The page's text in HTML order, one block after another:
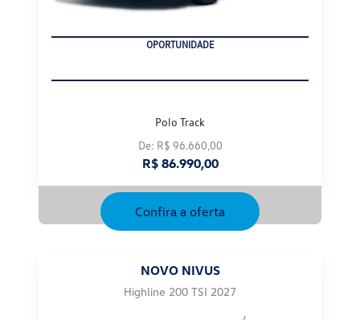
OPORTUNIDADE
Polo Track
De: R$ 96.660,00
R$ 86.990,00
Confira a oferta
NOVO NIVUS
Highline 200 TSI 2027